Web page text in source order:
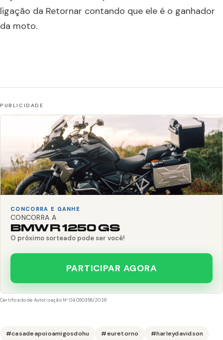
ligação da Retornar contando que ele é o ganhador
da moto.
CONCORRA E GANHE
CONCORRA A
BMW R 1250 GS
O próximo sorteado pode ser você!
PARTICIPAR AGORA
Certificado de Autorização Nº 04.050358/2026
#casadeapoioamigosdohu #euretorno
#harleydavidson